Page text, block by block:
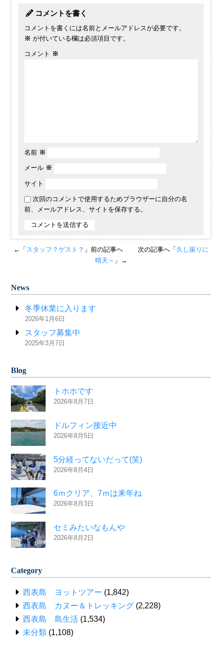
コメントを書く
コメントを書くには名前とメールアドレスが必要です。
※ が付いている欄は必須項目です。
コメント ※
名前 ※
メール ※
サイト
次回のコメントで使用するためブラウザーに自分の名
前、メールアドレス、サイトを保存する。
←「 スタッフ？ゲスト？ 」前の記事へ 次の記事へ「久し振りに
晴天～ 」→
News
冬季休業に入ります
2026年1月6日
スタッフ募集中
2025年3月7日
Blog
トホホです
2026年8月7日
ドルフィン接近中
2026年8月5日
5分経ってないだって(笑)
2026年8月4日
6ｍクリア、7ｍは来年ね
2026年8月3日
セミみたいなもんや
2026年8月2日
Category
西表島 ヨットツアー (1,842)
西表島 カヌー＆トレッキング (2,228)
西表島 島生活 (1,534)
未分類 (1,108)